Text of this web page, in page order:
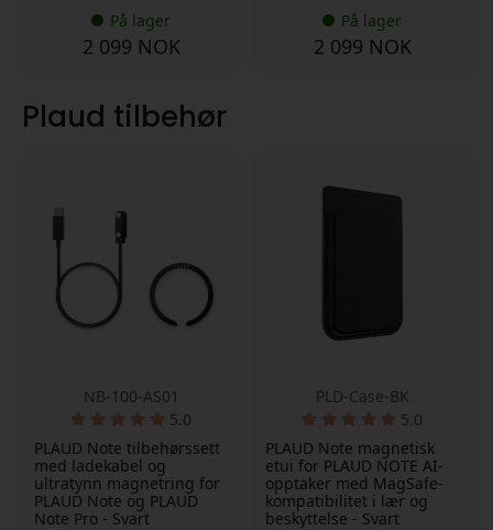
På lager
2 099 NOK
På lager
2 099 NOK
Plaud tilbehør
NB-100-AS01
5.0
PLAUD Note tilbehørssett
med ladekabel og
ultratynn magnetring for
PLAUD Note og PLAUD
Note Pro - Svart
PLD-Case-BK
5.0
PLAUD Note magnetisk
etui for PLAUD NOTE AI-
opptaker med MagSafe-
kompatibilitet i lær og
beskyttelse - Svart